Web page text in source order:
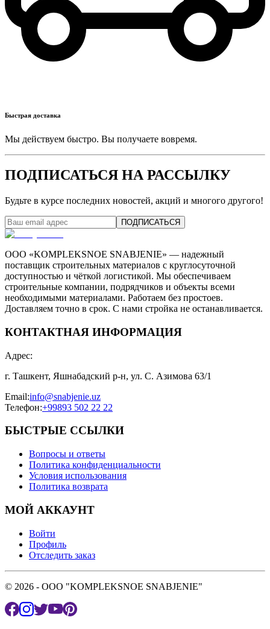
Быстрая доставка
Мы действуем быстро. Вы получаете вовремя.
ПОДПИСАТЬСЯ НА РАССЫЛКУ
Будьте в курсе последних новостей, акций и многого другого!
ПОДПИСАТЬСЯ
ООО «KOMPLEKSNOE SNABJENIE» — надежный
поставщик строительных материалов с круглосуточной
доступностью и чёткой логистикой. Мы обеспечиваем
строительные компании, подрядчиков и объекты всеми
необходимыми материалами. Работаем без простоев.
Доставляем точно в срок. С нами стройка не останавливается.
КОНТАКТНАЯ ИНФОРМАЦИЯ
Адрес:
г. Ташкент, Яшнабадский р-н, ул. С. Азимова 63/1
Email:info@snabjenie.uz
Телефон:+99893 502 22 22
БЫСТРЫЕ ССЫЛКИ
Вопросы и ответы
Политика конфиденциальности
Условия использования
Политика возврата
МОЙ АККАУНТ
Войти
Профиль
Отследить заказ
© 2026 - OOO "KOMPLEKSNOE SNABJENIE"